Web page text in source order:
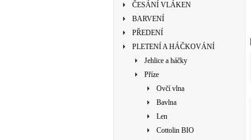
ČESÁNÍ VLÁKEN
BARVENÍ
PŘEDENÍ
PLETENÍ A HÁČKOVÁNÍ
Jehlice a háčky
Příze
Ovčí vlna
Bavlna
Len
Cottolin BIO